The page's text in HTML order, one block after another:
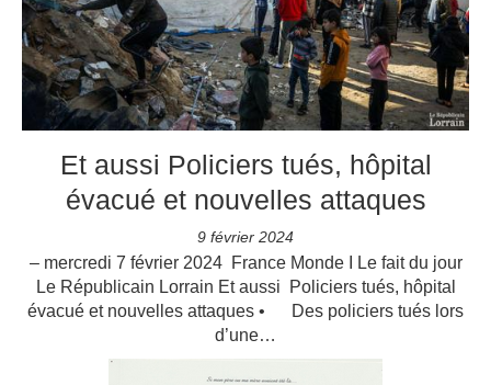
Et aussi Policiers tués, hôpital
évacué et nouvelles attaques
9 février 2024
– mercredi 7 février 2024 France Monde I Le fait du jour
Le Républicain Lorrain Et aussi Policiers tués, hôpital
évacué et nouvelles attaques • Des policiers tués lors
d’une…